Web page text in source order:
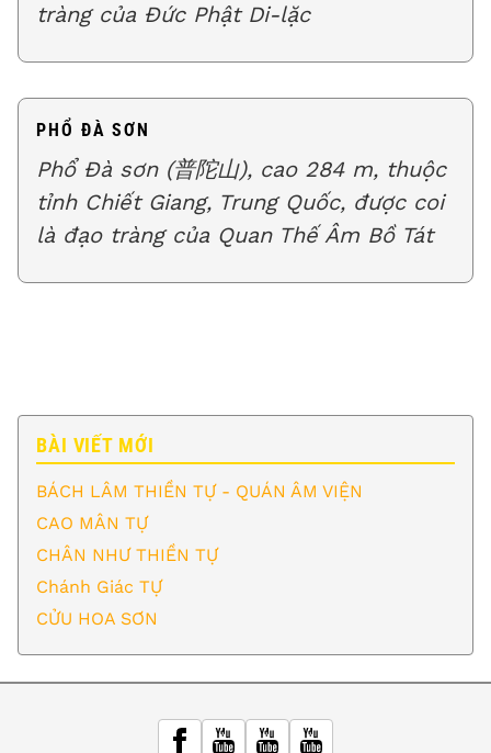
tràng của Đức Phật Di-lặc
PHỔ ĐÀ SƠN
Phổ Đà sơn (普陀山), cao 284 m, thuộc
tỉnh Chiết Giang, Trung Quốc, được coi
là đạo tràng của Quan Thế Âm Bồ Tát
BÀI VIẾT MỚI
BÁCH LÂM THIỀN TỰ - QUÁN ÂM VIỆN
CAO MÂN TỰ
CHÂN NHƯ THIỀN TỰ
Chánh Giác TỰ
CỬU HOA SƠN